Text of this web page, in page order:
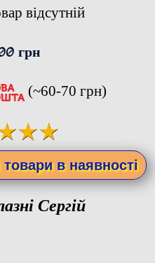
відсутній
грн
(~60-70 грн)
в наявності
Сергій